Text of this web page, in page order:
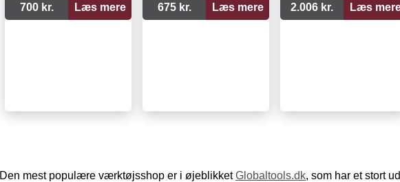
700 kr. Læs mere
675 kr.
Læs mere 2.006 kr. Læs
Den mest populære værktøjsshop er i øjeblikketGlobaltools.dk, som har et stort